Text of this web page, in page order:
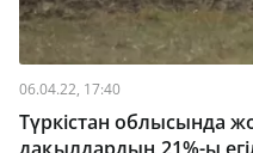
06.04.22, 17:40
Түркістан облысында